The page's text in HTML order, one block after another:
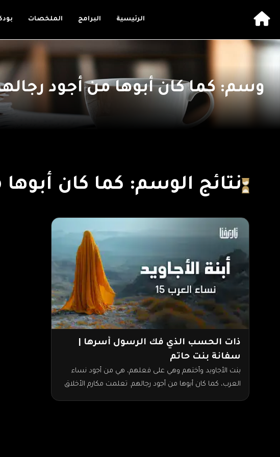
الرئيسية البرامج الملخصات
وسم: كما كان أبوها من أجود
نتائج الوسم: كما كان
ذات الحسب الذي فك الرسول أسرها |
سفانة بنت حاتم
بنت الأجاويد وأختهم وهي على فعلهم، هي من أجود نساء
العرب، كما كان أبوها من أجود رجالهم. تعلمت مكارم الأخلاق